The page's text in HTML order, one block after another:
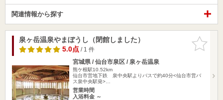
関連情報から探す
お気に入
りに追加
泉ヶ岳温泉やまぼうし（閉館しました）
5.0点/ 1 件
宮城県 / 仙台市泉区 / 泉ヶ岳温泉
熊ケ根駅10.52km
仙台市営地下鉄 泉中央駅よりバスで約40分<仙台市営バ
ス泉中央駅発>…
営業時間
入浴料金 ～